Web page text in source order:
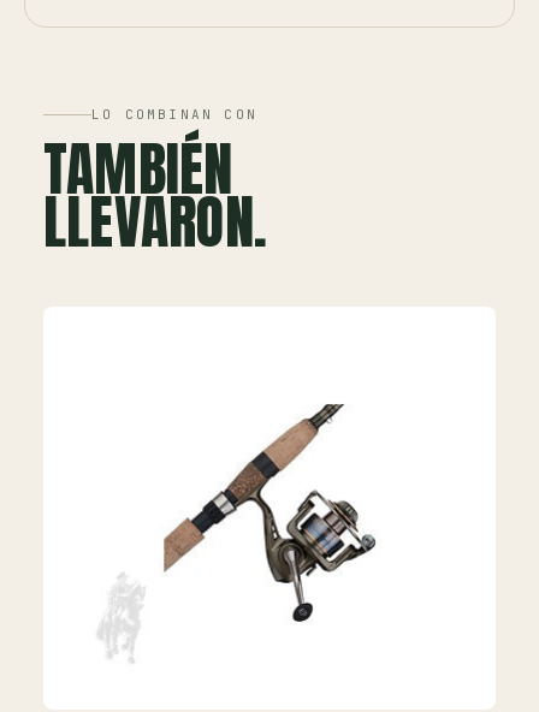
LO COMBINAN CON
TAMBIÉN
LLEVARON.